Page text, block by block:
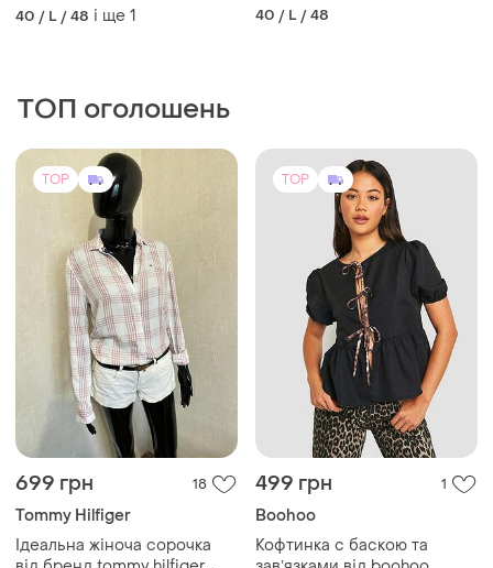
40 / L / 48 і ще 1 40 / L / 48
ТОП оголошень
TOP
699 грн 18
Tommy Hilfiger
Ідеальна жіноча сорочка
TOP
499 грн 1
Boohoo
Кофтинка с баскою та